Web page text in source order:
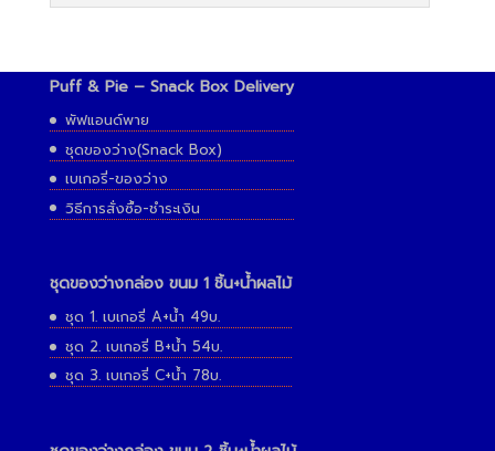
Puff & Pie – Snack Box Delivery
พัฟแอนด์พาย
ชุดของว่าง(Snack Box)
เบเกอรี่-ของว่าง
วิธีการสั่งซื้อ-ชำระเงิน
ชุดของว่างกล่อง ขนม 1 ชิ้น+น้ำผลไม้
ชุด 1. เบเกอรี่ A+น้ำ 49บ.
ชุด 2. เบเกอรี่ B+น้ำ 54บ.
ชุด 3. เบเกอรี่ C+น้ำ 78บ.